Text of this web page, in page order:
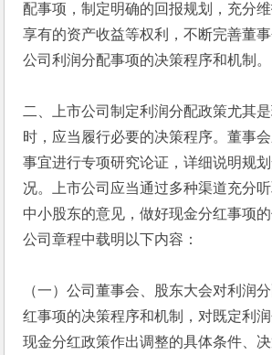
配事项，制定明确的回报规划，充分
享有的资产收益等权利，不断完善董
公司利润分配事项的决策程序和机制。
二、上市公司制定利润分配政策尤其
时，应当履行必要的决策程序。董事
事宜进行专项研究论证，详细说明规
况。上市公司应当通过多种渠道充分
中小股东的意见，做好现金分红事项
公司章程中载明以下内容：
（一）公司董事会、股东大会对利润
红事项的决策程序和机制，对既定利
现金分红政策作出调整的具体条件、决